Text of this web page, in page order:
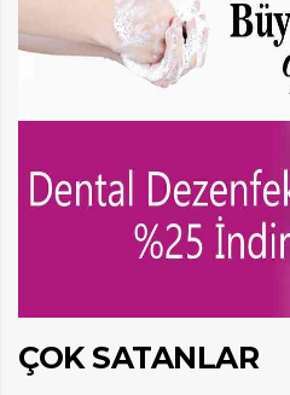
ÇOK SATANLAR